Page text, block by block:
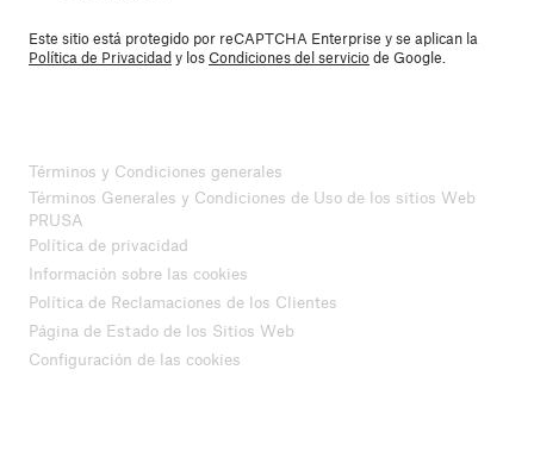
Este sitio está protegido por reCAPTCHA Enterprise y se aplican la
Política de Privacidady losCondiciones del serviciode Google.
Términos y Condiciones generales
Términos Generales y Condiciones de Uso de los sitios Web
PRUSA
Política de privacidad
Información sobre las cookies
Política de Reclamaciones de los Clientes
Página de Estado de los Sitios Web
Configuración de las cookies